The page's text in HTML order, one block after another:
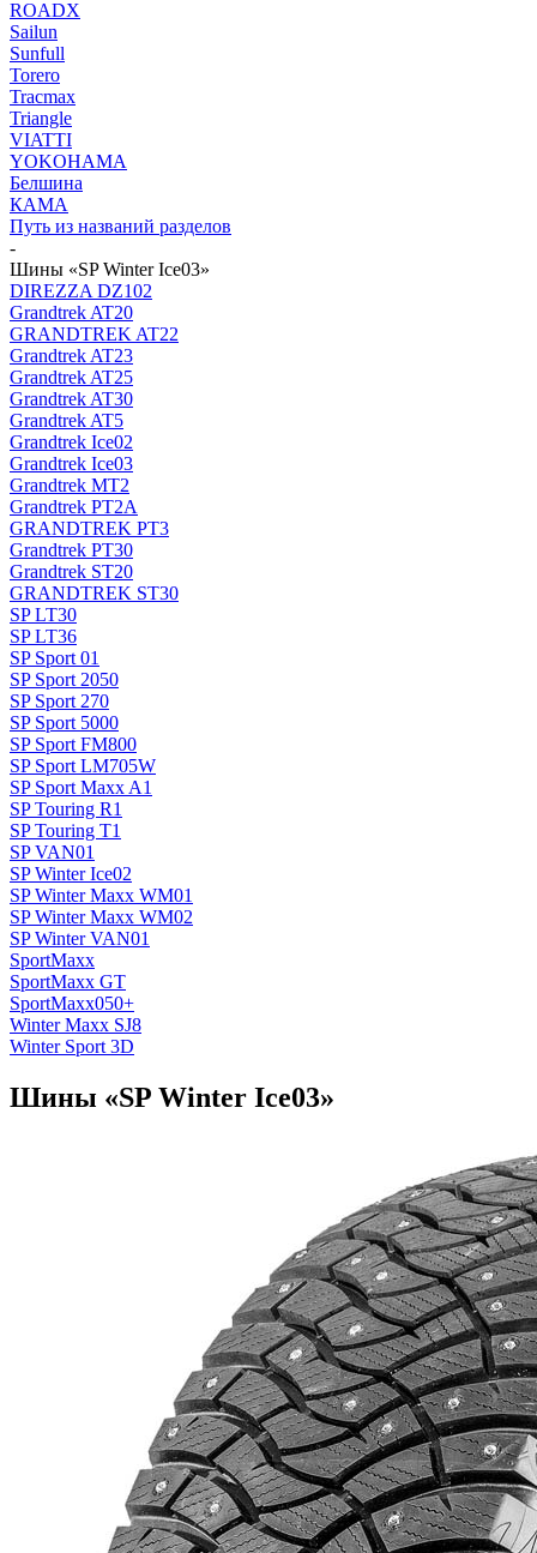
ROADX
Sailun
Sunfull
Torero
Tracmax
Triangle
VIATTI
YOKOHAMA
Белшина
КАМА
Путь из названий разделов
-
Шины «SP Winter Ice03»
DIREZZA DZ102
Grandtrek AT20
GRANDTREK AT22
Grandtrek AT23
Grandtrek AT25
Grandtrek AT30
Grandtrek AT5
Grandtrek Ice02
Grandtrek Ice03
Grandtrek MT2
Grandtrek PT2А
GRANDTREK PT3
Grandtrek PT30
Grandtrek ST20
GRANDTREK ST30
SP LT30
SP LT36
SP Sport 01
SP Sport 2050
SP Sport 270
SP Sport 5000
SP Sport FM800
SP Sport LM705W
SP Sport Maxx A1
SP Touring R1
SP Touring T1
SP VAN01
SP Winter Ice02
SP Winter Maxx WM01
SP Winter Maxx WM02
SP Winter VAN01
SportMaxx
SportMaxx GT
SportMaxx050+
Winter Maxx SJ8
Winter Sport 3D
Шины «SP Winter Ice03»